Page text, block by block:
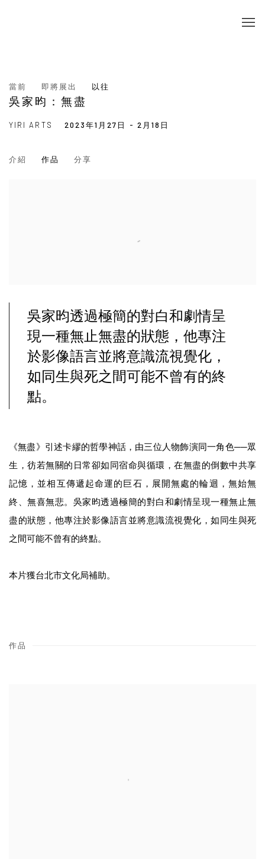
當前 即將展出 以往
吳家昀：無盡
2023年1月27日 - 2月18日
YIRI ARTS
介紹 作品 分享
吳家昀透過極簡的對白和劇情呈
現一種無止無盡的狀態，他專注
於影像語言並將意識流視覺化，
如同生與死之間可能不曾有的終
點。
《無盡》引述卡繆的哲學神話，由三位人物飾演同一角色──眾
生，彷若無關的日常卻如同宿命與循環，在無盡的倒數中共享
記憶，並相互傳遞起命運的巨石，展開無處的輪迴，無始無
終、無喜無悲。吳家昀透過極簡的對白和劇情呈現一種無止無
盡的狀態，他專注於影像語言並將意識流視覺化，如同生與死
之間可能不曾有的終點。
本片獲台北市文化局補助。
作品